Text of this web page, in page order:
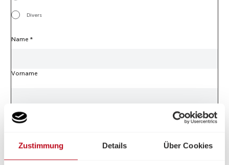
Zustimmung Details Über Cookies
Divers
Name *
Vorname
Nachname